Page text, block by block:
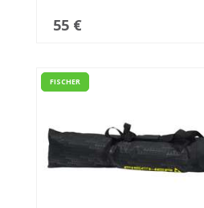
55 €
FISCHER